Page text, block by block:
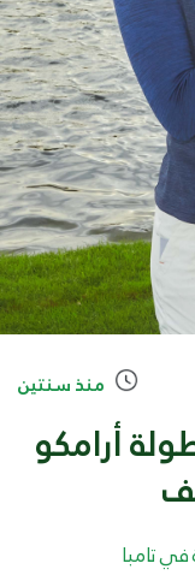
منذ سنتين
أرامكو
تامبا